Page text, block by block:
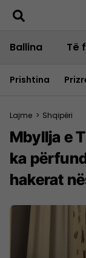
Ballina Të
Prishtina
Lajme > Shqipëri
Mbyllja e
ka
hakerat